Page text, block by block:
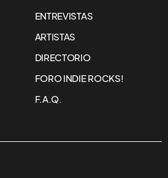
ENTREVISTAS
ARTISTAS
DIRECTORIO
FORO INDIE ROCKS!
F.A.Q.